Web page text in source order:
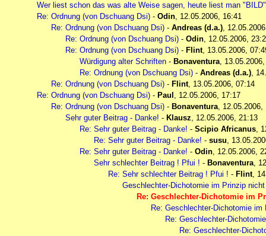
Wer liest schon das was alte Weise sagen, heute liest man
Re: Ordnung (von Dschuang Dsi) - Odin, 12.05.2006, 16:41
Re: Ordnung (von Dschuang Dsi) - Andreas (d.a.),
Re: Ordnung (von Dschuang Dsi) - Odin, 12.05.2006,
Re: Ordnung (von Dschuang Dsi) - Flint, 13.05.2006,
Würdigung alter Schriften - Bonaventura,
Re: Ordnung (von Dschuang Dsi) - Andreas (d.a.),
Re: Ordnung (von Dschuang Dsi) - Flint, 13.05.2006, 07:14
Re: Ordnung (von Dschuang Dsi) - Paul , 12.05.2006, 17:17
Re: Ordnung (von Dschuang Dsi) - Bonaventura, 12.05.2006,
Sehr guter Beitrag - Danke! - Klausz, 12.05.2006, 21:13
Re: Sehr guter Beitrag - Danke! - Scipio Africanus,
Re: Sehr guter Beitrag - Danke! - susu,
Re: Sehr guter Beitrag - Danke! - Odin, 12.05.2006,
Sehr schlechter Beitrag ! Pfui ! - Bonaventura,
Re: Sehr schlechter Beitrag ! Pfui ! - Flint,
Geschlechter-Dichotomie im Prinzip nicht
Re: Geschlechter-Dichotomie im
Re: Geschlechter-Dichotomie
Re: Geschlechter-
Re: Geschlechter-